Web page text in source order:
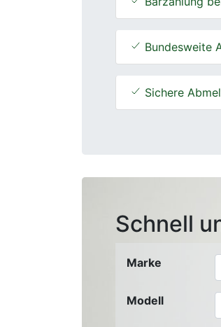
Bundesweite
Sichere
Schnell
Marke
Modell